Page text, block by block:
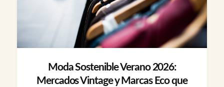
Moda Sostenible Verano 2026:
Mercados Vintage y Marcas Eco que